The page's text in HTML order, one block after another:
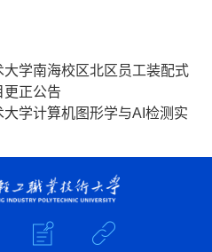
大学南海校区北区员工装配式
更正公告
学计算机图形学与AI检测实